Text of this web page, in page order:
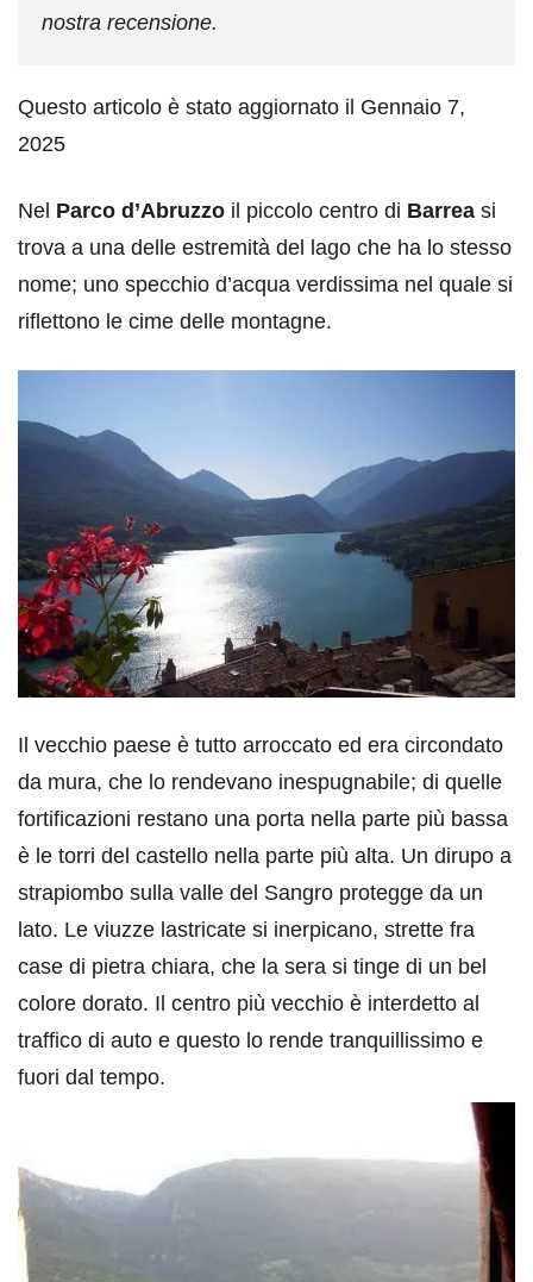
nostra recensione.
Questo articolo è stato aggiornato il Gennaio 7,
2025
Nel Parco d’Abruzzo il piccolo centro di Barrea si
trova a una delle estremità del lago che ha lo stesso
nome; uno specchio d’acqua verdissima nel quale si
riflettono le cime delle montagne.
Il vecchio paese è tutto arroccato ed era circondato
da mura, che lo rendevano inespugnabile; di quelle
fortificazioni restano una porta nella parte più bassa
è le torri del castello nella parte più alta. Un dirupo a
strapiombo sulla valle del Sangro protegge da un
lato. Le viuzze lastricate si inerpicano, strette fra
case di pietra chiara, che la sera si tinge di un bel
colore dorato. Il centro più vecchio è interdetto al
traffico di auto e questo lo rende tranquillissimo e
fuori dal tempo.